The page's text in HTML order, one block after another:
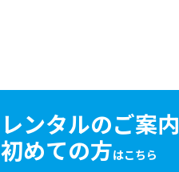
レンタルのご案内
初めての方はこちら